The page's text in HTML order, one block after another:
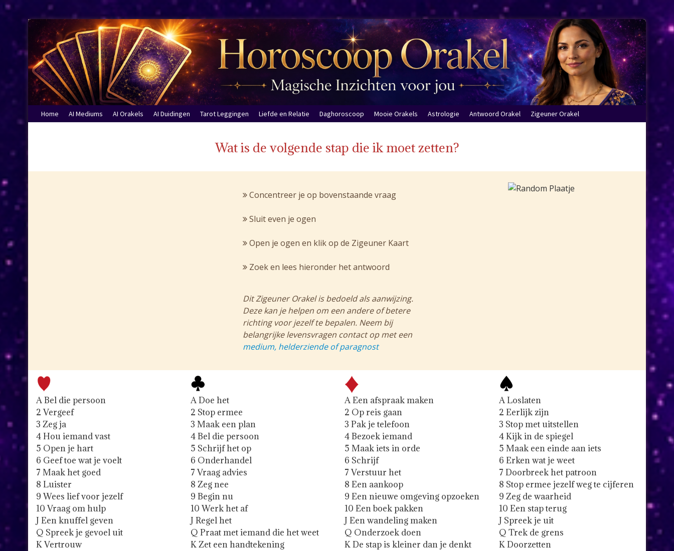
Home AI Mediums AI Orakels AI Duidingen Tarot Leggingen Liefde en Relatie Daghoroscoop Mooie Orakels Astrologie Antwoord Orakel Zigeuner Orakel
Wat is de volgende stap die ik moet zetten?
Concentreer je op bovenstaande vraag
Sluit even je ogen
Open je ogen en klik op de Zigeuner Kaart
Zoek en lees hieronder het antwoord
Dit Zigeuner Orakel is bedoeld als aanwijzing.
Deze kan je helpen om een andere of betere
richting voor jezelf te bepalen. Neem bij
belangrijke levensvragen contact op met een
medium, helderziende of paragnost
A Bel die persoon
2 Vergeef
3 Zeg ja
4 Hou iemand vast
5 Open je hart
6 Geef toe wat je voelt
7 Maak het goed
8 Luister
9 Wees lief voor jezelf
10 Vraag om hulp
J Een knuffel geven
Q Spreek je gevoel uit
K Vertrouw
A Doe het
2 Stop ermee
3 Maak een plan
4 Bel die persoon
5 Schrijf het op
6 Onderhandel
7 Vraag advies
8 Zeg nee
9 Begin nu
10 Werk het af
J Regel het
Q Praat met iemand die het weet
K Zet een handtekening
A Een afspraak maken
2 Op reis gaan
3 Pak je telefoon
4 Bezoek iemand
5 Maak iets in orde
6 Schrijf
7 Verstuur het
8 Een aankoop
9 Een nieuwe omgeving opzoeken
10 Een boek pakken
J Een wandeling maken
Q Onderzoek doen
K De stap is kleiner dan je denkt
A Loslaten
2 Eerlijk zijn
3 Stop met uitstellen
4 Kijk in de spiegel
5 Maak een einde aan iets
6 Erken wat je weet
7 Doorbreek het patroon
8 Stop ermee jezelf weg te cijferen
9 Zeg de waarheid
10 Een stap terug
J Spreek je uit
Q Trek de grens
K Doorzetten